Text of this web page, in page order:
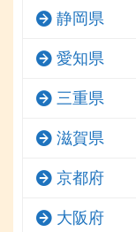
静岡県
愛知県
三重県
滋賀県
京都府
大阪府